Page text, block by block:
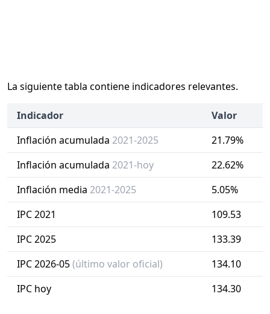
La siguiente tabla contiene indicadores relevantes.
Indicador
Valor
Inflación acumulada 2021-2025
21.79%
Inflación acumulada 2021-hoy
22.62%
Inflación media 2021-2025
5.05%
IPC 2021
109.53
IPC 2025
133.39
IPC 2026-05(último valor oficial)
134.10
IPC hoy
134.30